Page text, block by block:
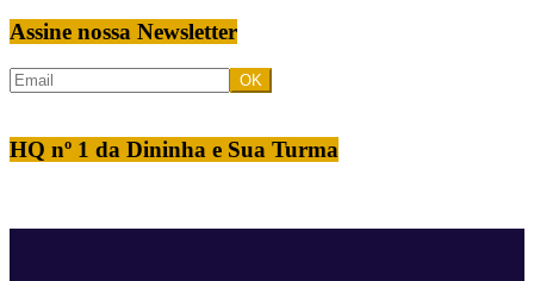
Assine nossa Newsletter
HQ nº 1 da Dininha e Sua Turma